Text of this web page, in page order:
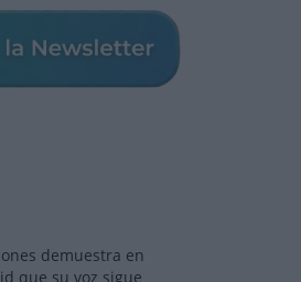
demuestra en
que su voz sigue